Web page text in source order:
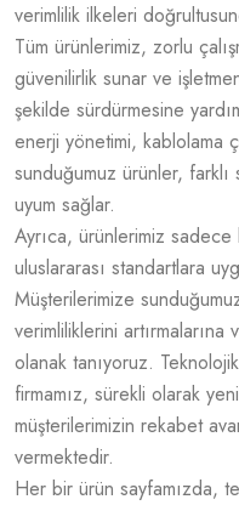
verimlilik ilkeleri
Tüm ürünlerimiz, zorlu
güvenilirlik sunar ve
şekilde sürdürmesine
enerji yönetimi, kablolama
sunduğumuz ürünler,
uyum sağlar.
Ayrıca, ürünlerimiz
uluslararası standartlara
Müşterilerimize
verimliliklerini
olanak tanıyoruz.
firmamız, sürekli olarak
müşterilerimizin rekabet
vermektedir.
Her bir ürün sayfamızda,